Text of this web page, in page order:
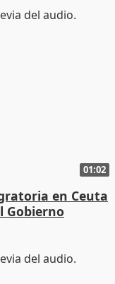
01:02
en Ceuta
Gobierno